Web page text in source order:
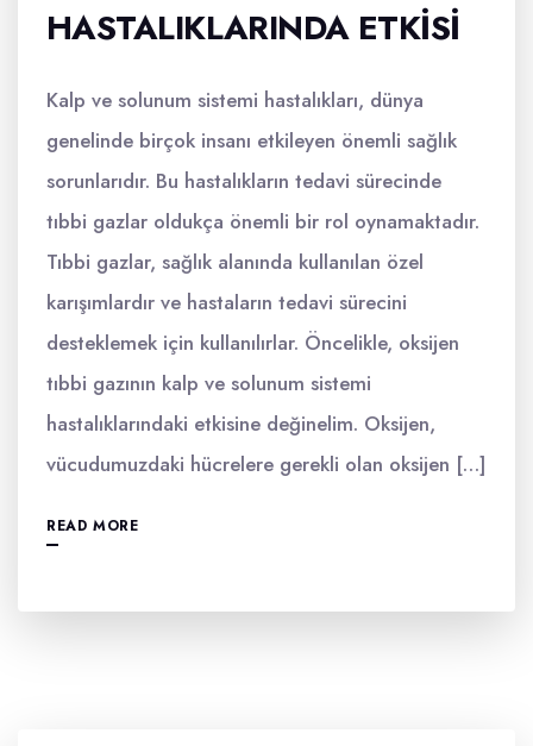
HASTALIKLARINDA ETKISI
Kalp ve solunum sistemi hastalıkları, dünya
genelinde birçok insanı etkileyen önemli sağlık
sorunlarıdır. Bu hastalıkların tedavi sürecinde
tıbbi gazlar oldukça önemli bir rol oynamaktadır.
Tıbbi gazlar, sağlık alanında kullanılan özel
karışımlardır ve hastaların tedavi sürecini
desteklemek için kullanılırlar. Öncelikle, oksijen
tıbbi gazının kalp ve solunum sistemi
hastalıklarındaki etkisine değinelim. Oksijen,
vücudumuzdaki hücrelere gerekli olan oksijen […]
READ MORE